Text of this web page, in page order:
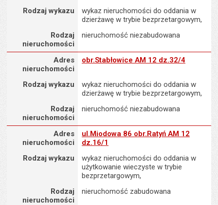
Rodzaj wykazu
wykaz nieruchomości do oddania w
dzierżawę w trybie bezprzetargowym,
Rodzaj
nieruchomości
nieruchomość niezabudowana
Adres nieruchomości
Adres
nieruchomości
obr.Stabłowice AM 12 dz.32/4
Rodzaj wykazu
wykaz nieruchomości do oddania w
dzierżawę w trybie bezprzetargowym,
Rodzaj
nieruchomości
nieruchomość niezabudowana
Adres nieruchomości
Adres
nieruchomości
ul.Miodowa 86 obr.Ratyń AM 12
dz.16/1
Rodzaj wykazu
wykaz nieruchomości do oddania w
użytkowanie wieczyste w trybie
bezprzetargowym,
Rodzaj
nieruchomości
nieruchomość zabudowana